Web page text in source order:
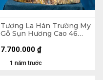
Tượng La Hán Trường My
Gỗ Sụn Hương Cao 46
1 năm trước
7.700.000 ₫